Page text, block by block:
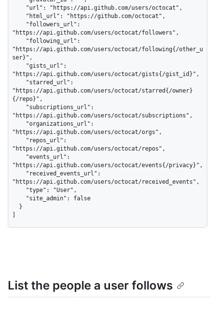
"https://api.github.com/users/octocat/followers",
"https://api.github.com/users/octocat/following{/other_u
ser}",
"https://api.github.com/users/octocat/gists{/gist_id}",
"https://api.github.com/users/octocat/starred{/owner}
{/repo}",
"https://api.github.com/users/octocat/subscriptions",
"https://api.github.com/users/octocat/orgs",
"https://api.github.com/users/octocat/repos",
"https://api.github.com/users/octocat/events{/privacy}",
"https://api.github.com/users/octocat/received_events",
List the people a user follows